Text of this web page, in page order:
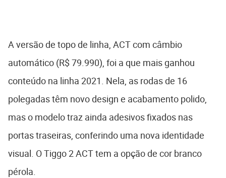
A versão de topo de linha, ACT com câmbio
automático (R$ 79.990), foi a que mais ganhou
conteúdo na linha 2021. Nela, as rodas de 16
polegadas têm novo design e acabamento polido,
mas o modelo traz ainda adesivos fixados nas
portas traseiras, conferindo uma nova identidade
visual. O Tiggo 2 ACT tem a opção de cor branco
pérola.